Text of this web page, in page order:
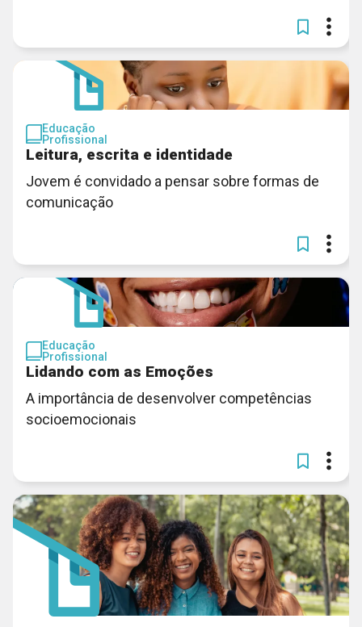
Educação
Profissional
Leitura, escrita e identidade
Jovem é convidado a pensar sobre formas de
comunicação
Educação
Profissional
Lidando com as Emoções
A importância de desenvolver competências
socioemocionais